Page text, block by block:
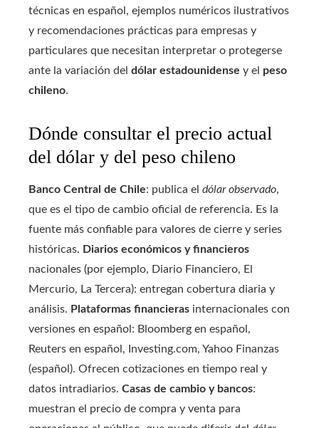
técnicas en español, ejemplos numéricos ilustrativos
y recomendaciones prácticas para empresas y
particulares que necesitan interpretar o protegerse
ante la variación del dólar estadounidense y el peso
chileno.
Dónde consultar el precio actual
del dólar y del peso chileno
Banco Central de Chile: publica el dólar observado,
que es el tipo de cambio oficial de referencia. Es la
fuente más confiable para valores de cierre y series
históricas. Diarios económicos y financieros
nacionales (por ejemplo, Diario Financiero, El
Mercurio, La Tercera): entregan cobertura diaria y
análisis. Plataformas financieras internacionales con
versiones en español: Bloomberg en español,
Reuters en español, Investing.com, Yahoo Finanzas
(español). Ofrecen cotizaciones en tiempo real y
datos intradiarios. Casas de cambio y bancos:
muestran el precio de compra y venta para